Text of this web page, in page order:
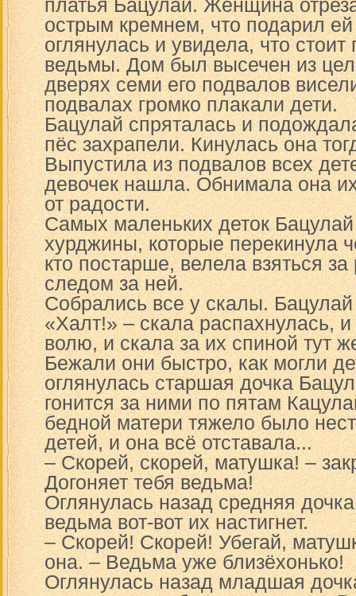
платья Бацулай. Женщина
острым кремнем, что подарил
оглянулась и увидела, что
ведьмы. Дом был высечен из
дверях семи его подвалов
подвалах громко плакали дети.
Бацулай спряталась и
пёс захрапели. Кинулась она
Выпустила из подвалов всех
девочек нашла. Обнимала она
от радости.
Самых маленьких деток
хурджины, которые перекинула
кто постарше, велела взяться за
следом за ней.
Собрались все у скалы. Бацулай
«Халт!» – скала распахнулась,
волю, и скала за их спиной тут
Бежали они быстро, как могли
оглянулась старшая дочка
гонится за ними по пятам
бедной матери тяжело было
детей, и она всё отставала...
– Скорей, скорей, матушка! –
Догоняет тебя ведьма!
Оглянулась назад средняя
ведьма вот-вот их настигнет.
– Скорей! Скорей! Убегай,
она. – Ведьма уже близёхонько!
Оглянулась назад младшая